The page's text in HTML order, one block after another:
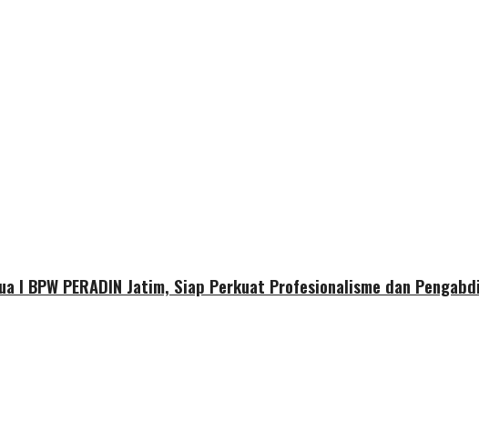
I BPW PERADIN Jatim, Siap Perkuat Profesionalisme dan